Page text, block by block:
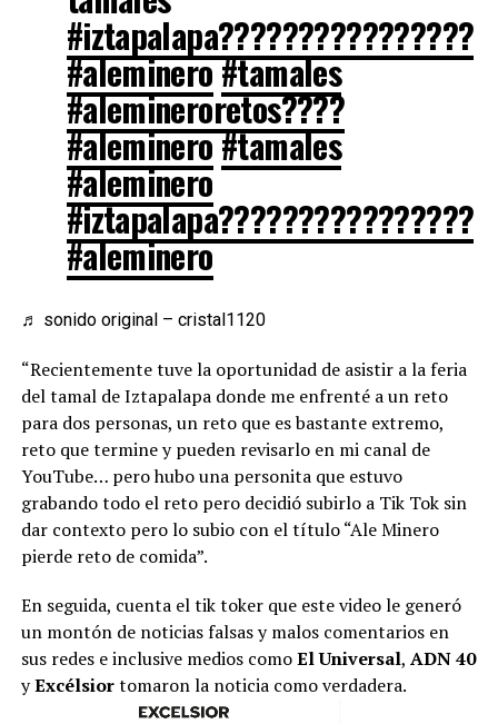
#iztapalapa????????????????️
#aleminero#tamales
#alemineroretos????
#aleminero#tamales
#aleminero
#iztapalapa????????????????️
#aleminero
♬ sonido original – cristal1120
“Recientemente tuve la oportunidad de asistir a la feria
del tamal de Iztapalapa donde me enfrenté a un reto
para dos personas, un reto que es bastante extremo,
reto que termine y pueden revisarlo en mi canal de
YouTube… pero hubo una personita que estuvo
grabando todo el reto pero decidió subirlo a Tik Tok sin
dar contexto pero lo subio con el título “Ale Minero
pierde reto de comida”.
En seguida, cuenta el tik toker que este video le generó
un montón de noticias falsas y malos comentarios en
sus redes e inclusive medios comoEl Universal, ADN 40
yExcélsiortomaron la noticia como verdadera.